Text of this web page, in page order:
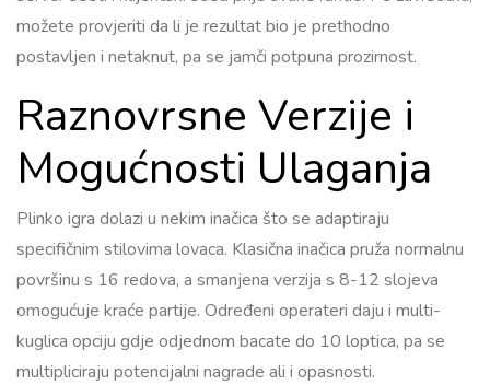
možete provjeriti da li je rezultat bio je prethodno
postavljen i netaknut, pa se jamči potpuna prozirnost.
Raznovrsne Verzije i
Mogućnosti Ulaganja
Plinko igra dolazi u nekim inačica što se adaptiraju
specifičnim stilovima lovaca. Klasična inačica pruža normalnu
površinu s 16 redova, a smanjena verzija s 8-12 slojeva
omogućuje kraće partije. Određeni operateri daju i multi-
kuglica opciju gdje odjednom bacate do 10 loptica, pa se
multipliciraju potencijalni nagrade ali i opasnosti.